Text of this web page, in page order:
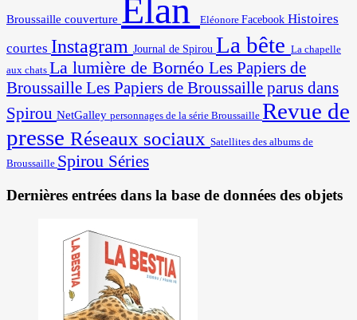
Broussaille couverture Elan Eléonore Facebook Histoires
courtes Instagram Journal de Spirou La bête La chapelle
aux chats La lumière de Bornéo Les Papiers de
Broussaille Les Papiers de Broussaille parus dans
Spirou NetGalley personnages de la série Broussaille Revue de
presse Réseaux sociaux Satellites des albums de
Broussaille Spirou Séries
Dernières entrées dans la base de données des objets